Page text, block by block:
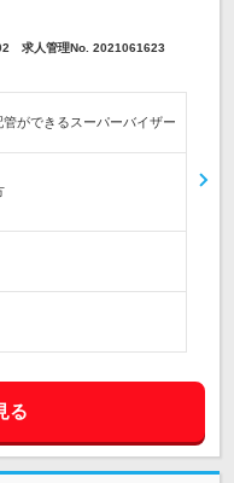
求人管理No. 2021061623
ができるスーパーバイザー
る